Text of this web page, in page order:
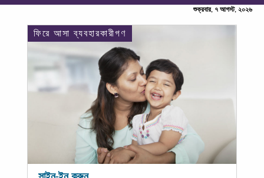
শুক্রবার, ৭ আগস্ট, ২০২৬
ফিরে আসা ব্যবহারকারীগণ